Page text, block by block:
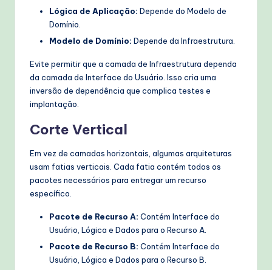
Lógica de Aplicação: Depende do Modelo de
Domínio.
Modelo de Domínio: Depende da Infraestrutura.
Evite permitir que a camada de Infraestrutura dependa
da camada de Interface do Usuário. Isso cria uma
inversão de dependência que complica testes e
implantação.
Corte Vertical
Em vez de camadas horizontais, algumas arquiteturas
usam fatias verticais. Cada fatia contém todos os
pacotes necessários para entregar um recurso
específico.
Pacote de Recurso A: Contém Interface do
Usuário, Lógica e Dados para o Recurso A.
Pacote de Recurso B: Contém Interface do
Usuário, Lógica e Dados para o Recurso B.